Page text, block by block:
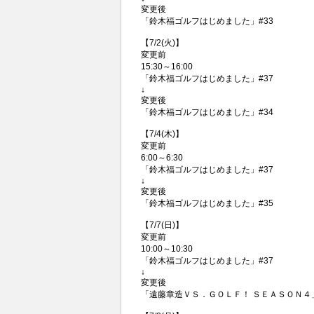
変更後
「鈴木福ゴルフはじめました」#33
【7/2(火)】
変更前
15:30～16:00
「鈴木福ゴルフはじめました」#37
↓
変更後
「鈴木福ゴルフはじめました」#34
【7/4(木)】
変更前
6:00～6:30
「鈴木福ゴルフはじめました」#37
↓
変更後
「鈴木福ゴルフはじめました」#35
【7/7(日)】
変更前
10:00～10:30
「鈴木福ゴルフはじめました」#37
↓
変更後
「遠藤章造ＶＳ．ＧＯＬＦ！ ＳＥＡＳＯＮ